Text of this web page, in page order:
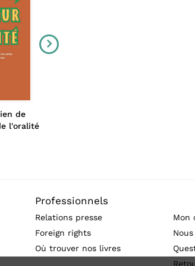
de
l'oralité
Professionnels
Relations presse
Foreign rights
Où trouver nos livres
Mon